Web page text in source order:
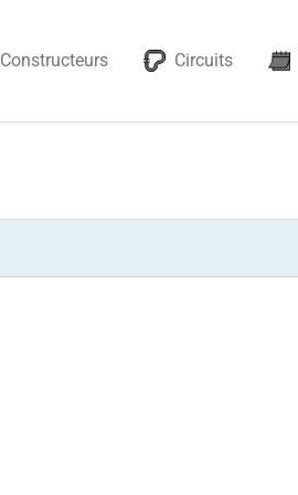
Constructeurs Circuits